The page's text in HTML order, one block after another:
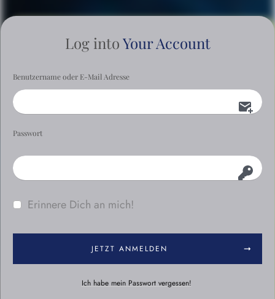
Log intoYour Account
Benutzername oder E-Mail Adresse
Passwort
Erinnere Dich an mich!
JETZT ANMELDEN
Ich habe mein Passwort vergessen!